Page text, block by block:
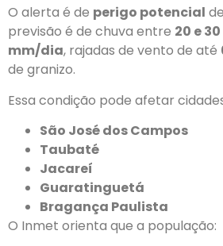
O alerta é de perigo potencial
previsão é de chuva entre 20 e
mm/dia, rajadas de vento de até
de granizo.
Essa condição pode afetar
São José dos Campos
Taubaté
Jacareí
Guaratinguetá
Bragança Paulista
O Inmet orienta que a população: